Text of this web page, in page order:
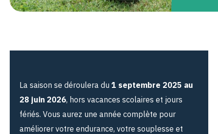
La saison se déroulera du 1 septembre 2025 au
28 juin 2026, hors vacances scolaires et jours
fériés. Vous aurez une année complète pour
améliorer votre endurance, votre souplesse et